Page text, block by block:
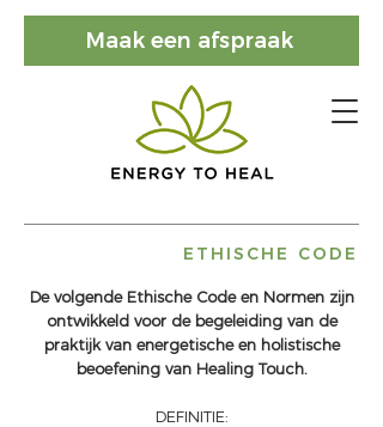
Maak een afspraak
ETHISCHE CODE
De volgende Ethische Code en Normen zijn
ontwikkeld voor de begeleiding van de
praktijk van energetische en holistische
beoefening van Healing Touch.
DEFINITIE: